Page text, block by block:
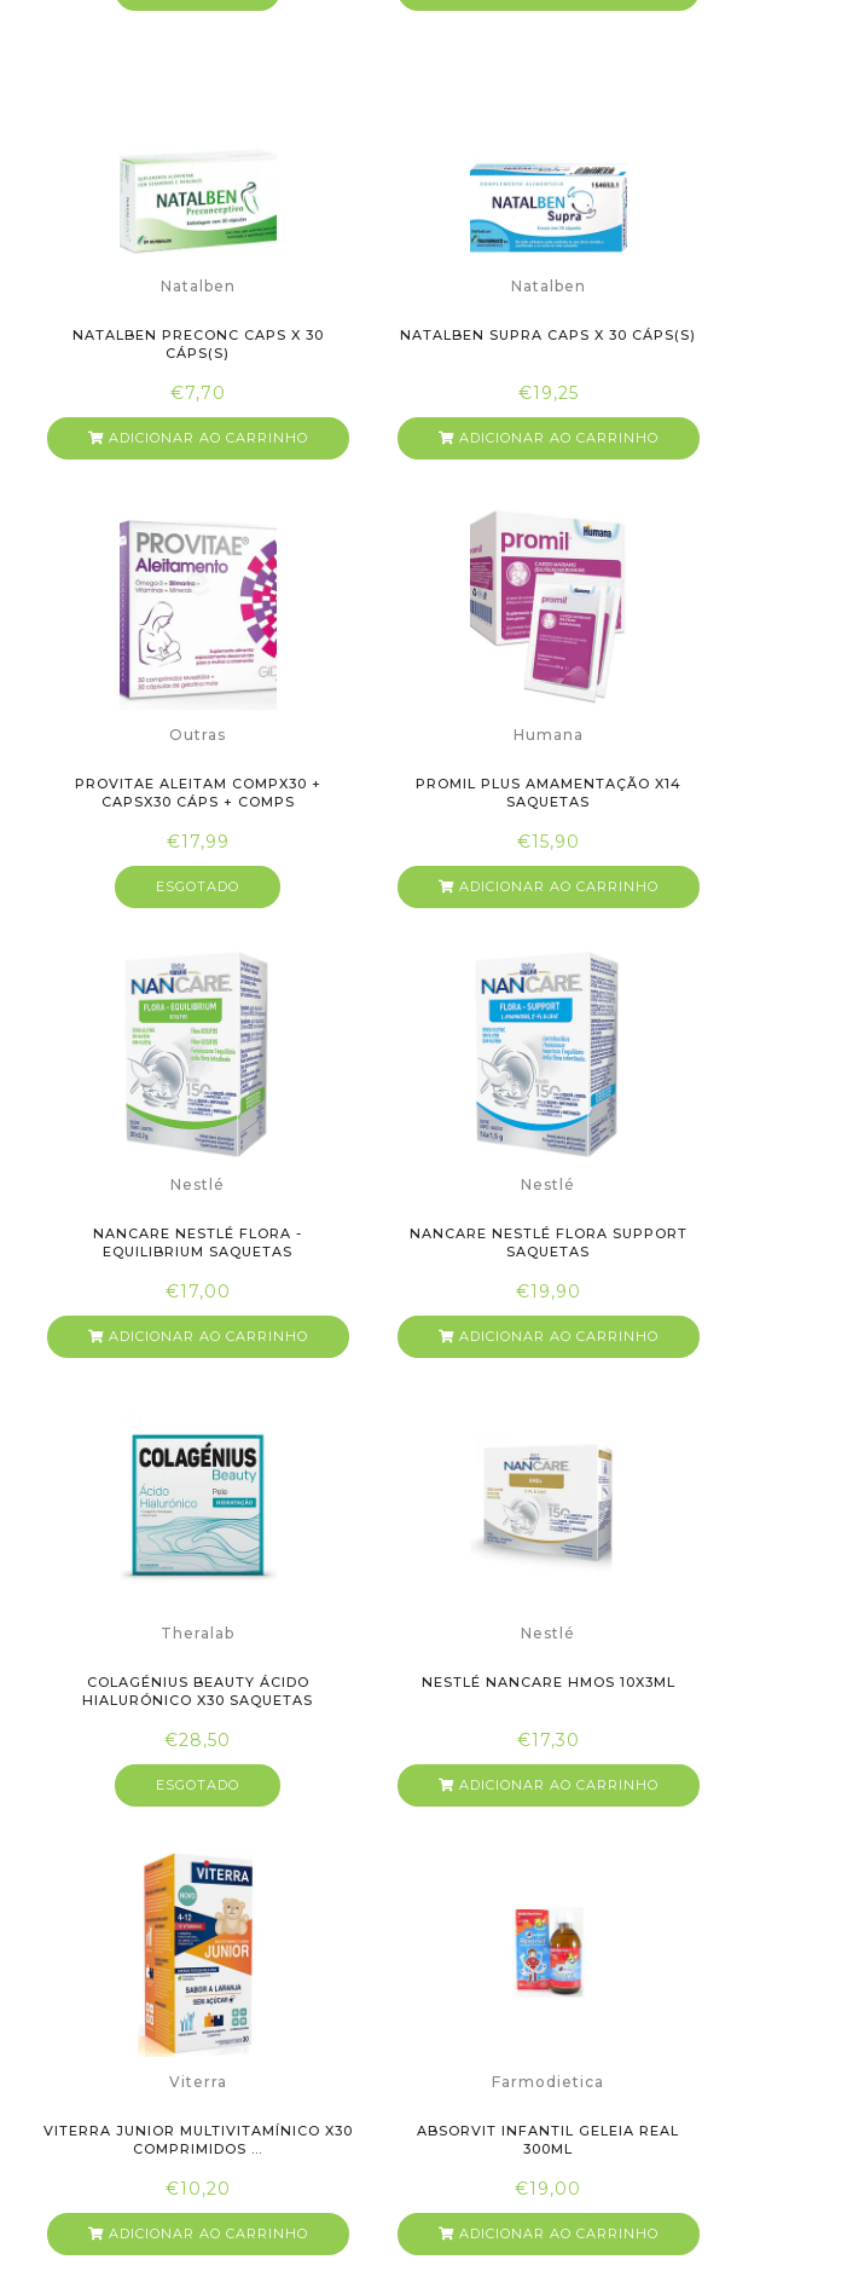
Natalben
NATALBEN PRECONC CAPS X 30
CÁPS(S)
€7,70
ADICIONAR AO CARRINHO
Natalben
NATALBEN SUPRA CAPS X 30 CÁPS(S)
€19,25
ADICIONAR AO CARRINHO
Outras
PROVITAE ALEITAM COMPX30 +
CAPSX30 CÁPS + COMPS
€17,99
ESGOTADO
Humana
PROMIL PLUS AMAMENTAÇÃO X14
SAQUETAS
€15,90
ADICIONAR AO CARRINHO
Nestlé
NANCARE NESTLÉ FLORA -
EQUILIBRIUM SAQUETAS
€17,00
ADICIONAR AO CARRINHO
Nestlé
NANCARE NESTLÉ FLORA SUPPORT
SAQUETAS
€19,90
ADICIONAR AO CARRINHO
Theralab
COLAGÉNIUS BEAUTY ÁCIDO
HIALURÓNICO X30 SAQUETAS
€28,50
ESGOTADO
Nestlé
NESTLÉ NANCARE HMOS 10X3ML
€17,30
ADICIONAR AO CARRINHO
Viterra
VITERRA JUNIOR MULTIVITAMÍNICO X30
COMPRIMIDOS ...
€10,20
ADICIONAR AO CARRINHO
Farmodietica
ABSORVIT INFANTIL GELEIA REAL
300ML
€19,00
ADICIONAR AO CARRINHO